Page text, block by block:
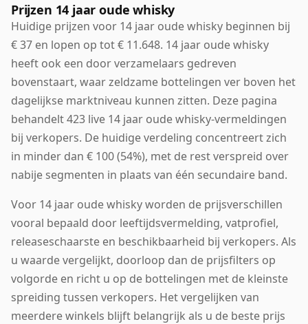
Prijzen 14 jaar oude whisky
Huidige prijzen voor 14 jaar oude whisky beginnen bij
€ 37 en lopen op tot € 11.648. 14 jaar oude whisky
heeft ook een door verzamelaars gedreven
bovenstaart, waar zeldzame bottelingen ver boven het
dagelijkse marktniveau kunnen zitten. Deze pagina
behandelt 423 live 14 jaar oude whisky-vermeldingen
bij verkopers. De huidige verdeling concentreert zich
in minder dan € 100 (54%), met de rest verspreid over
nabije segmenten in plaats van één secundaire band.
Voor 14 jaar oude whisky worden de prijsverschillen
vooral bepaald door leeftijdsvermelding, vatprofiel,
releaseschaarste en beschikbaarheid bij verkopers. Als
u waarde vergelijkt, doorloop dan de prijsfilters op
volgorde en richt u op de bottelingen met de kleinste
spreiding tussen verkopers. Het vergelijken van
meerdere winkels blijft belangrijk als u de beste prijs